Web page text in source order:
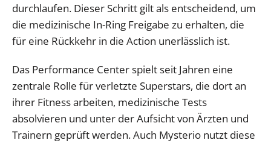
durchlaufen. Dieser Schritt gilt als entscheidend, um
die medizinische In-Ring Freigabe zu erhalten, die
für eine Rückkehr in die Action unerlässlich ist.
Das Performance Center spielt seit Jahren eine
zentrale Rolle für verletzte Superstars, die dort an
ihrer Fitness arbeiten, medizinische Tests
absolvieren und unter der Aufsicht von Ärzten und
Trainern geprüft werden. Auch Mysterio nutzt diese